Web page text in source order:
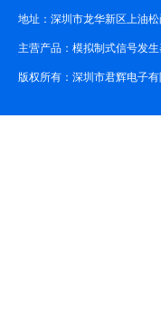
地址：深圳市龙华新区上油松
主营产品：模拟制式信号发
版权所有：深圳市君辉电子